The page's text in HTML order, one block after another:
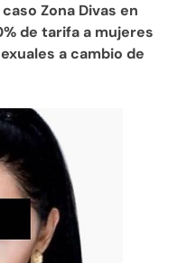
Zona Divas en
de tarifa a mujeres
a cambio de